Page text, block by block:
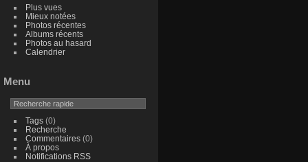
Plus vues
Mieux notées
Photos récentes
Albums récents
Photos au hasard
Calendrier
Menu
Tags(0)
Recherche
Commentaires(0)
À propos
Notifications RSS